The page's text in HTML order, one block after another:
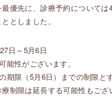
優先に、診療予約については
としました。
日～5月6日
能性がございます。
期限（5月6日）までの制限と
制限は延長する可能性もござ